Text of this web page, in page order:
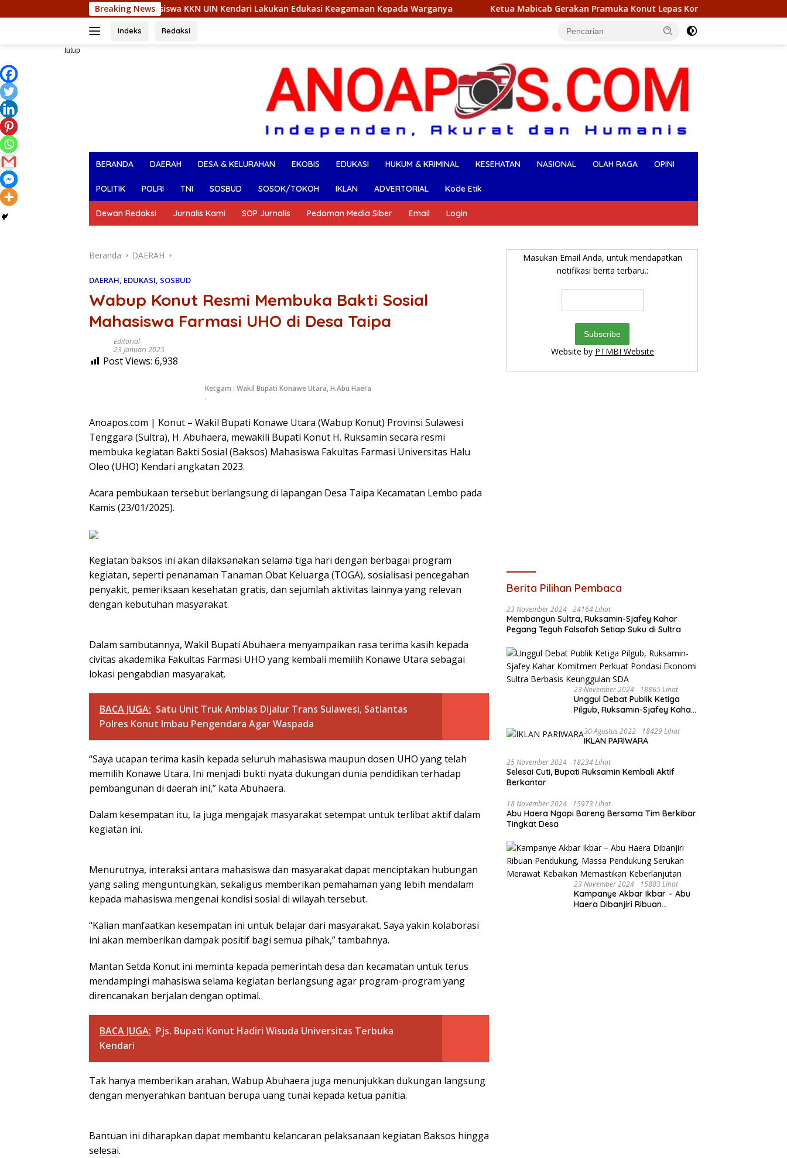
ke
Breaking News
Apresiasi Mahasiswa KKN UIN Kendari Lakukan Edukasi Keagamaan Kepada Warganya Ketua Mabicab Gerakan Pramuka Konut Lepas Kontingen Jambore Nasional XII 2026, Begini
Indeks Redaksi
tutup
BERANDA DAERAH DESA & KELURAHAN EKOBIS EDUKASI HUKUM & KRIMINAL KESEHATAN NASIONAL OLAH RAGA OPINI
POLITIK POLRI TNI SOSBUD SOSOK/TOKOH IKLAN ADVERTORIAL Kode Etik
Dewan Redaksi Jurnalis Kami SOP Jurnalis Pedoman Media Siber Email Login
Beranda DAERAH
DAERAH, EDUKASI, SOSBUD
Wabup Konut Resmi Membuka Bakti Sosial
Mahasiswa Farmasi UHO di Desa Taipa
Editorial
23 Januari 2025
Post Views: 6,938
Ketgam : Wakil Bupati Konawe Utara, H.Abu Haera
.
Anoapos.com | Konut – Wakil Bupati Konawe Utara (Wabup Konut) Provinsi Sulawesi
Tenggara (Sultra), H. Abuhaera, mewakili Bupati Konut H. Ruksamin secara resmi
membuka kegiatan Bakti Sosial (Baksos) Mahasiswa Fakultas Farmasi Universitas Halu
Oleo (UHO) Kendari angkatan 2023.
Acara pembukaan tersebut berlangsung di lapangan Desa Taipa Kecamatan Lembo pada
Kamis (23/01/2025).
Kegiatan baksos ini akan dilaksanakan selama tiga hari dengan berbagai program
kegiatan, seperti penanaman Tanaman Obat Keluarga (TOGA), sosialisasi pencegahan
penyakit, pemeriksaan kesehatan gratis, dan sejumlah aktivitas lainnya yang relevan
dengan kebutuhan masyarakat.
Dalam sambutannya, Wakil Bupati Abuhaera menyampaikan rasa terima kasih kepada
civitas akademika Fakultas Farmasi UHO yang kembali memilih Konawe Utara sebagai
lokasi pengabdian masyarakat.
BACA JUGA: Satu Unit Truk Amblas Dijalur Trans Sulawesi, Satlantas
Polres Konut Imbau Pengendara Agar Waspada
“Saya ucapan terima kasih kepada seluruh mahasiswa maupun dosen UHO yang telah
memilih Konawe Utara. Ini menjadi bukti nyata dukungan dunia pendidikan terhadap
pembangunan di daerah ini,” kata Abuhaera.
Dalam kesempatan itu, Ia juga mengajak masyarakat setempat untuk terlibat aktif dalam
kegiatan ini.
Menurutnya, interaksi antara mahasiswa dan masyarakat dapat menciptakan hubungan
yang saling menguntungkan, sekaligus memberikan pemahaman yang lebih mendalam
kepada mahasiswa mengenai kondisi sosial di wilayah tersebut.
“Kalian manfaatkan kesempatan ini untuk belajar dari masyarakat. Saya yakin kolaborasi
ini akan memberikan dampak positif bagi semua pihak,” tambahnya.
Mantan Setda Konut ini meminta kepada pemerintah desa dan kecamatan untuk terus
mendampingi mahasiswa selama kegiatan berlangsung agar program-program yang
direncanakan berjalan dengan optimal.
BACA JUGA: Pjs. Bupati Konut Hadiri Wisuda Universitas Terbuka
Kendari
Tak hanya memberikan arahan, Wabup Abuhaera juga menunjukkan dukungan langsung
dengan menyerahkan bantuan berupa uang tunai kepada ketua panitia.
Bantuan ini diharapkan dapat membantu kelancaran pelaksanaan kegiatan Baksos hingga
selesai.
Masukan Email Anda, untuk mendapatkan
notifikasi berita terbaru.:
Website by PTMBI Website
Berita Pilihan Pembaca
23 November 2024 24164 Lihat
Membangun Sultra, Ruksamin-Sjafey Kahar
Pegang Teguh Falsafah Setiap Suku di Sultra
23 November 2024 18865 Lihat
Unggul Debat Publik Ketiga
Pilgub, Ruksamin-Sjafey Kahar
Ekonomi Sultra Berbasis
Keunggulan SDA
30 Agustus 2022 18429 Lihat
IKLAN PARIWARA
25 November 2024 18234 Lihat
Selesai Cuti, Bupati Ruksamin Kembali Aktif
Berkantor
18 November 2024 15973 Lihat
Abu Haera Ngopi Bareng Bersama Tim Berkibar
Tingkat Desa
23 November 2024 15883 Lihat
Kampanye Akbar Ikbar – Abu
Haera Dibanjiri Ribuan